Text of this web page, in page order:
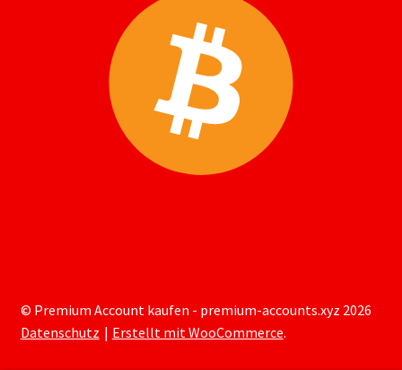
© Premium Account kaufen - premium-accounts.xyz 2026
Datenschutz
Erstellt mit WooCommerce.